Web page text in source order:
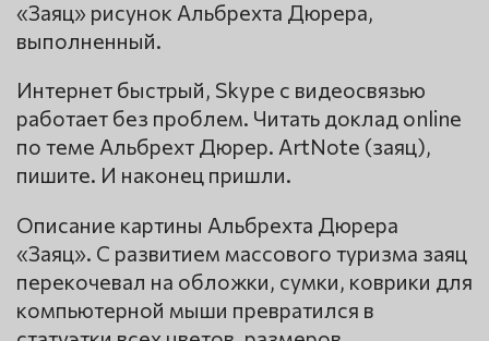
«Заяц» рисунок Альбрехта Дюрера,
выполненный.
Интернет быстрый, Skype с видеосвязью
работает без проблем. Читать доклад online
по теме Альбрехт Дюрер. ArtNote (заяц),
пишите. И наконец пришли.
Описание картины Альбрехта Дюрера
«Заяц». С развитием массового туризма заяц
перекочевал на обложки, сумки, коврики для
компьютерной мыши превратился в